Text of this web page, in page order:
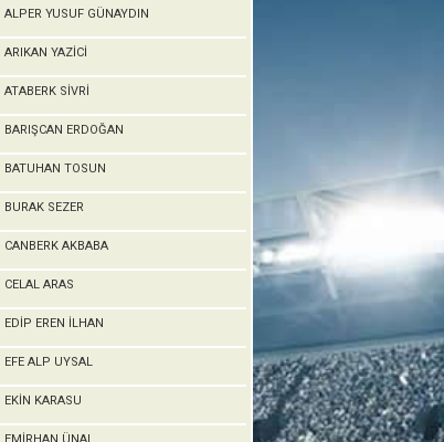
ALPER YUSUF GÜNAYDIN
ARIKAN YAZİCİ
ATABERK SİVRİ
BARIŞCAN ERDOĞAN
BATUHAN TOSUN
BURAK SEZER
CANBERK AKBABA
CELAL ARAS
EDİP EREN İLHAN
EFE ALP UYSAL
EKİN KARASU